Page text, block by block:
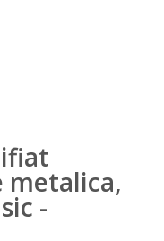
metalica,
-